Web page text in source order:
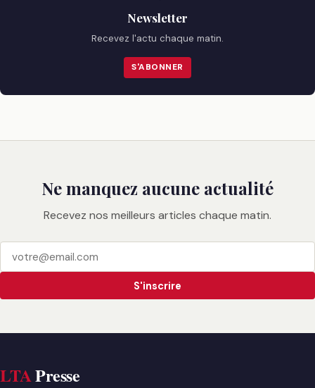
Newsletter
Recevez l'actu chaque matin.
S'ABONNER
Ne manquez aucune actualité
Recevez nos meilleurs articles chaque matin.
S'inscrire
LTAPresse